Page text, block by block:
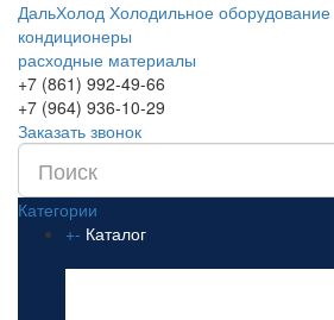
ДальХолод Холодильное оборудование
кондиционеры
расходные материалы
+7 (861) 992-49-66
+7 (964) 936-10-29
Заказать звонок
Категории
+- Каталог